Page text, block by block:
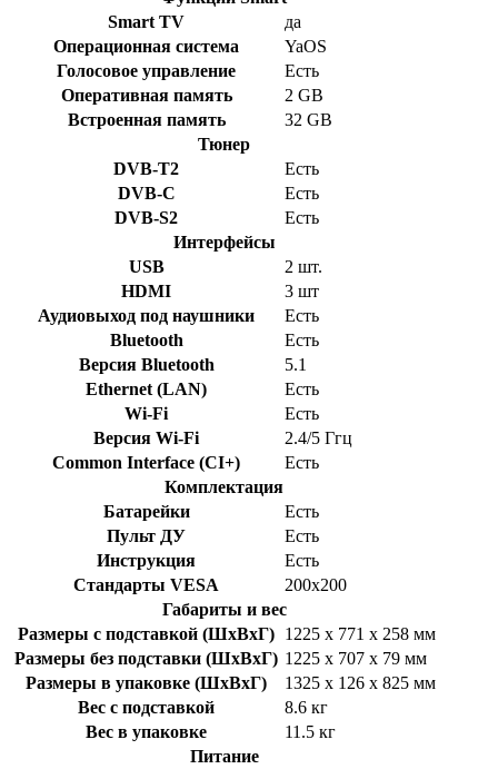
Smart TV
да
Операционная система
YaOS
Голосовое управление
Есть
Оперативная память
2 GB
Встроенная память
32 GB
Тюнер
DVB-T2
Есть
DVB-C
Есть
DVB-S2
Есть
Интерфейсы
USB
2 шт.
HDMI
3 шт
Аудиовыход под наушники
Есть
Bluetooth
Есть
Версия Bluetooth
5.1
Ethernet (LAN)
Есть
Wi-Fi
Есть
Версия Wi-Fi
2.4/5 Ггц
Common Interface (CI+)
Есть
Комплектация
Батарейки
Есть
Пульт ДУ
Есть
Инструкция
Есть
Стандарты VESA
200x200
Габариты и вес
Размеры с подставкой (ШхВхГ) 1225 x 771 x 258 мм
Размеры без подставки (ШхВхГ) 1225 x 707 x 79 мм
Размеры в упаковке (ШхВхГ)
1325 x 126 x 825 мм
Вес с подставкой
8.6 кг
Вес в упаковке
11.5 кг
Питание